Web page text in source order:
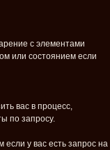
с элементами
или состоянием если
вас в процесс,
по запросу.
у вас есть запрос на